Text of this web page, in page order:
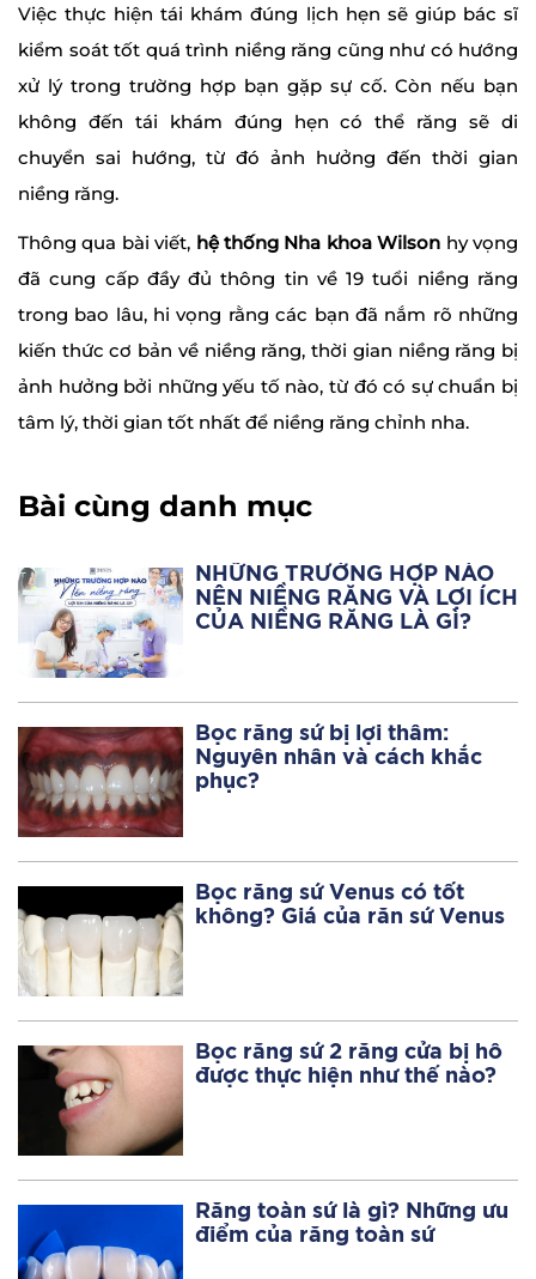
Việc thực hiện tái khám đúng lịch hẹn sẽ giúp bác sĩ
kiểm soát tốt quá trình niềng răng cũng như có hướng
xử lý trong trường hợp bạn gặp sự cố. Còn nếu bạn
không đến tái khám đúng hẹn có thể răng sẽ di
chuyển sai hướng, từ đó ảnh hưởng đến thời gian
niềng răng.
Thông qua bài viết, hệ thống Nha khoa Wilson hy vọng
đã cung cấp đầy đủ thông tin về 19 tuổi niềng răng
trong bao lâu, hi vọng rằng các bạn đã nắm rõ những
kiến thức cơ bản về niềng răng, thời gian niềng răng bị
ảnh hưởng bởi những yếu tố nào, từ đó có sự chuẩn bị
tâm lý, thời gian tốt nhất để niềng răng chỉnh nha.
Bài cùng danh mục
NHỮNG TRƯỜNG HỢP NÀO
NÊN NIỀNG RĂNG VÀ LỢI ÍCH
CỦA NIỀNG RĂNG LÀ GÌ?
Bọc răng sứ bị lợi thâm:
Nguyên nhân và cách khắc
phục?
Bọc răng sứ Venus có tốt
không? Giá của răn sứ Venus
Bọc răng sứ 2 răng cửa bị hô
được thực hiện như thế nào?
Răng toàn sứ là gì? Những ưu
điểm của răng toàn sứ